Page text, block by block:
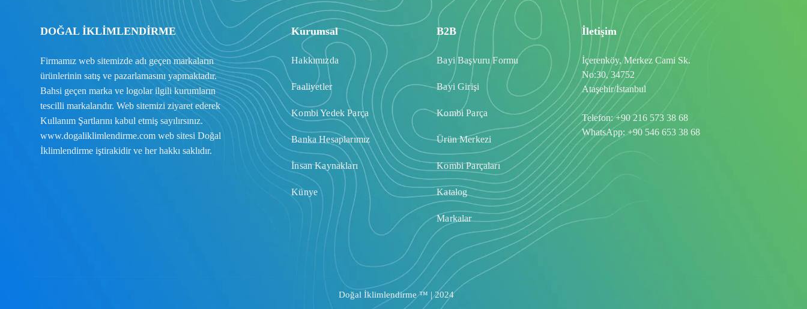
DOĞAL İKLİMLENDİRME
Firmamız web sitemizde adı geçen markaların
ürünlerinin satış ve pazarlamasını yapmaktadır.
Bahsi geçen marka ve logolar ilgili kurumların
tescilli markalarıdır. Web sitemizi ziyaret ederek
Kullanım Şartlarını kabul etmiş sayılırsınız.
www.dogaliklimlendirme.com web sitesi Doğal
İklimlendirme iştirakidir ve her hakkı saklıdır.
Kurumsal
Hakkımızda
Faaliyetler
Kombi Yedek Parça
Banka Hesaplarımız
İnsan Kaynakları
Künye
B2B
Bayi Başvuru Formu
Bayi Girişi
Kombi Parça
Ürün Merkezi
Kombi Parçaları
Katalog
Markalar
İletişim
İçerenköy, Merkez Cami Sk.
No:30, 34752
Ataşehir/İstanbul
Telefon:+90 216 573 38 68
WhatsApp:+90 546 653 38 68
Doğal İklimlendirme ™ | 2024